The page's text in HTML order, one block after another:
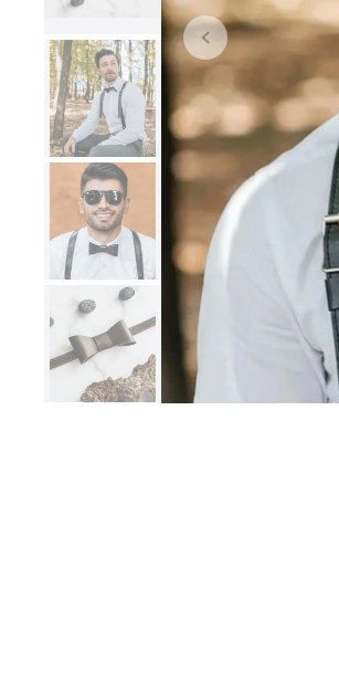
ШКІРЯНІ ЧОХЛИ ДЛЯ
MACBOOK ТА IPAD
MacBook 13" / 14" / 15" /
Ipad Air / Pro
ДЛЯ